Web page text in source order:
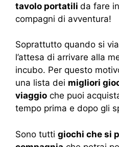
tavolo portatili da fare
compagni di avventura!
Soprattutto quando si
l’attesa di arrivare alla
incubo. Per questo
una lista dei migliori
viaggio che puoi
tempo prima e dopo gli
Sono tutti giochi che si